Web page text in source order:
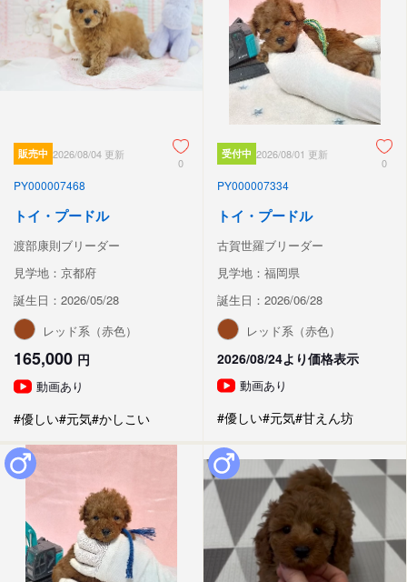
販売中 2026/08/04 更新
0
PY000007468
トイ・プードル
渡部康則ブリーダー
見学地：京都府
誕生日：2026/05/28
レッド系（赤色）
165,000 円
動画あり
#優しい#元気#かしこい
受付中 2026/08/01 更新
0
PY000007334
トイ・プードル
古賀世羅ブリーダー
見学地：福岡県
誕生日：2026/06/28
レッド系（赤色）
2026/08/24より価格表示
動画あり
#優しい#元気#甘えん坊